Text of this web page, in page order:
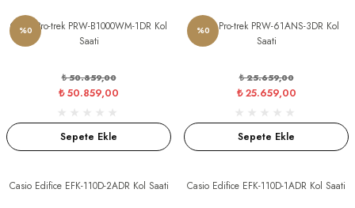
%0
Casıo Pro-trek PRW-B1000WM-1DR Kol
Saati
₺ 50.859,00
₺ 50.859,00
Sepete Ekle
%0
Casıo Pro-trek PRW-61ANS-3DR Kol
Saati
₺ 25.659,00
₺ 25.659,00
Sepete Ekle
Casio Edifice EFK-110D-2ADR Kol Saati Casio Edifice EFK-110D-1ADR Kol Saati